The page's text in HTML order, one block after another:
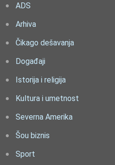
ADS
Arhiva
Čikago dešavanja
Događaji
Istorija i religija
Kultura i umetnost
Severna Amerika
Šou biznis
Sport